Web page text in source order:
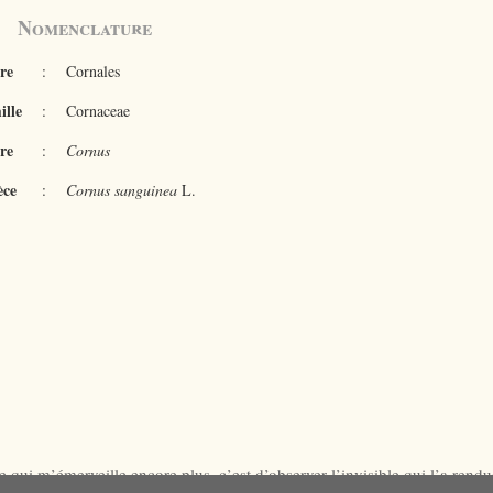
Nomenclature
: Cornales
: Cornaceae
: Cornus
: Cornus sanguinea L.
m’émerveille encore plus, c’est d’observer l’invisible qui l’a